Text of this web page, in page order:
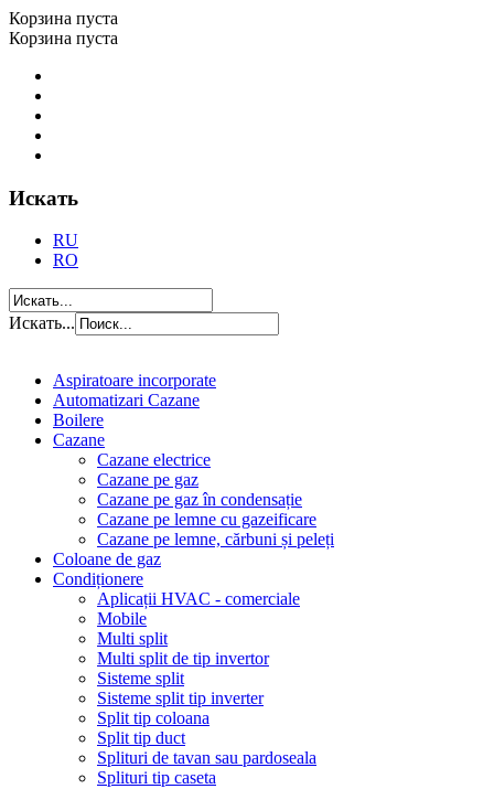
Корзина пуста
Корзина пуста
Искать
RU
RO
Искать...
Aspiratoare incorporate
Automatizari Cazane
Boilere
Cazane
Cazane electrice
Cazane pe gaz
Cazane pe gaz în condensație
Cazane pe lemne cu gazeificare
Cazane pe lemne, cărbuni și peleți
Coloane de gaz
Condiționere
Aplicații HVAC - comerciale
Mobile
Multi split
Multi split de tip invertor
Sisteme split
Sisteme split tip inverter
Split tip coloana
Split tip duct
Splituri de tavan sau pardoseala
Splituri tip caseta